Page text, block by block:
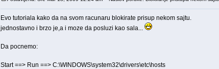
Evo tutoriala kako da na svom racunaru blokirate prisup nekom sajtu.
jednostavno i brzo je,a i moze da posluzi kao sala...
Da pocnemo:
Start ==> Run ==> C:\WINDOWS\system32\drivers\etc\hosts